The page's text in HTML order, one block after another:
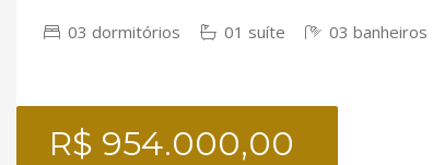
03 dormitórios 01 suíte 03 banheiros
R$ 954.000,00